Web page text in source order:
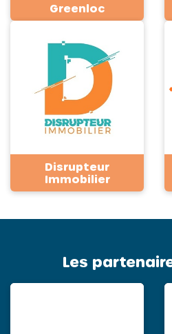
Greenloc
Disrupteur
Immobilier
Les